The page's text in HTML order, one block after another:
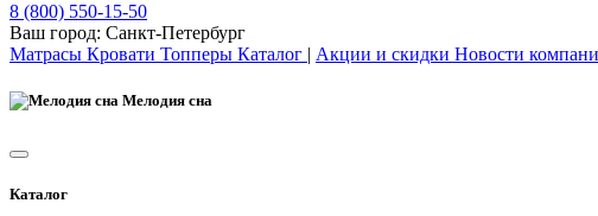
8 (800) 550-15-50
Ваш город: Санкт-Петербург
Матрасы Кровати Топперы Каталог | Акции и скидки Новости
Мелодия сна
Каталог